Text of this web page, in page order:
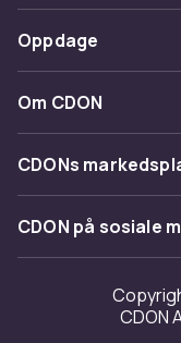
Spor pakke
Angre & returner
Kontakt oss
Betaling
Levering
Tilbakekallinger
Oppdage
Kategorier
Varemerker
Om CDON
Om oss
Kundeanmeldelser
Jobbe på CDON
Investor relations
Tilgjengelighet
CDONs
Merchant Help
CDON på sosiale
CDON